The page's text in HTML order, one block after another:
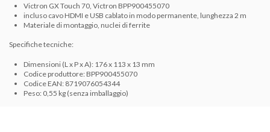
Victron GX Touch 70, Victron BPP900455070
incluso cavo HDMI e USB cablato in modo permanente, lunghezza 2 m
Materiale di montaggio, nuclei di ferrite
Specifiche tecniche:
Dimensioni (L x P x A): 176 x 113 x 13 mm
Codice produttore: BPP900455070
Codice EAN: 8719076054344
Peso: 0,55 kg (senza imballaggio)